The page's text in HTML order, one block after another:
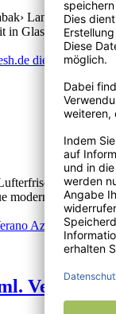
in Glasbehälter›
zur
moderne Design
Verano